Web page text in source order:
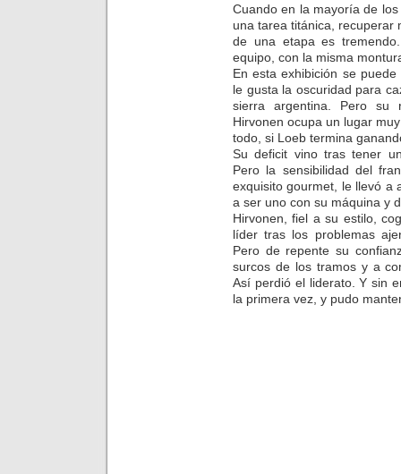
Cuando en la mayoría de
una tarea titánica, recuperar
de una etapa es
equipo, con la misma
En esta exhibición se
le gusta la oscuridad para
sierra argentina. Pero su
Hirvonen ocupa un lugar
todo, si Loeb termina
Su deficit vino tras tener
Pero la sensibilidad del
exquisito gourmet, le llevó a
a ser uno con su máquina y
Hirvonen, fiel a su estilo,
líder tras los problemas
Pero de repente su
surcos de los tramos y a
Así perdió el liderato. Y sin
la primera vez, y pudo